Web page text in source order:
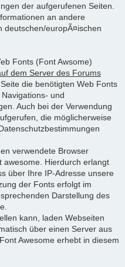
der aufgerufenen Seiten.
an andere
deutschen/europÃ¤ischen
Fonts (Font Awsome)
dem Server des Forums
die benötigten Web Fonts
und
Auch bei der Verwendung
die möglicherweise
verwendete Browser
awesome. Hierdurch erlangt
über Ihre IP-Adresse unsere
der Fonts erfolgt im
Darstellung des
kann, laden Webseiten
über einen Server aus
Awesome erhebt in diesem